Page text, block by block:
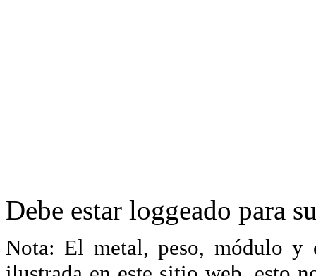
Debe estar loggeado para
Nota: El metal, peso, módulo y